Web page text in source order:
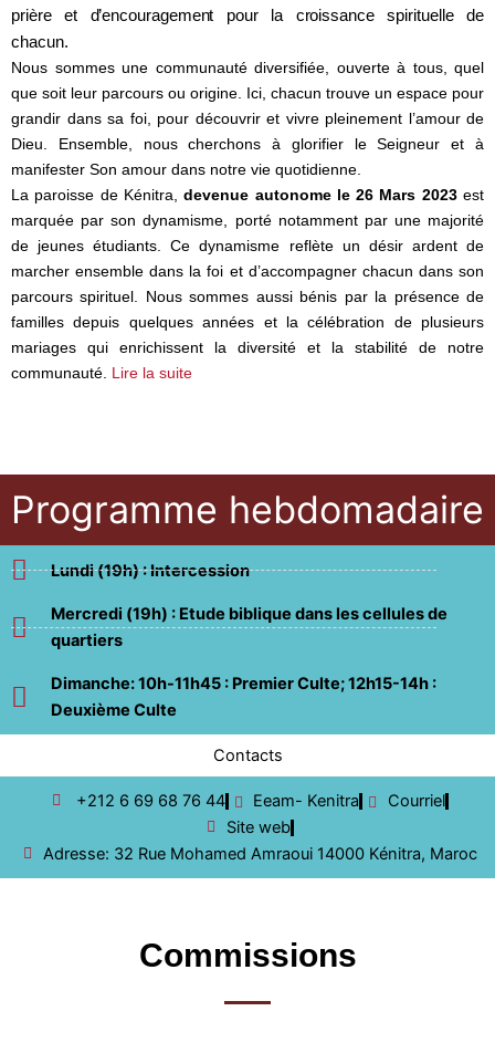
prière et d’encouragement pour la croissance spirituelle de
chacun.
Nous sommes une communauté diversifiée, ouverte à tous, quel
que soit leur parcours ou origine. Ici, chacun trouve un espace pour
grandir dans sa foi, pour découvrir et vivre pleinement l’amour de
Dieu. Ensemble, nous cherchons à glorifier le Seigneur et à
manifester Son amour dans notre vie quotidienne.
La paroisse de Kénitra,devenue autonome le 26 Mars 2023est
marquée par son dynamisme, porté notamment par une majorité
de jeunes étudiants. Ce dynamisme reflète un désir ardent de
marcher ensemble dans la foi et d’accompagner chacun dans son
parcours spirituel. Nous sommes aussi bénis par la présence de
familles depuis quelques années et la célébration de plusieurs
mariages qui enrichissent la diversité et la stabilité de notre
communauté. Lire la suite
Programme hebdomadaire
Lundi (19h) : Intercession
Mercredi (19h) : Etude biblique dans les cellules de
quartiers
Dimanche: 10h-11h45 : Premier Culte; 12h15-14h :
Deuxième Culte
Contacts
+212 6 69 68 76 44 Eeam- Kenitra
Courriel
Site web
Adresse: 32 Rue Mohamed Amraoui 14000 Kénitra, Maroc
Commissions